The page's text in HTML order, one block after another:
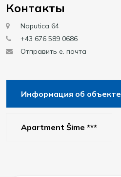
Контакты
Naputica 64
+43 676 589 0686
Отправить е. почта
Информация об объекте
Apartment Šime ***